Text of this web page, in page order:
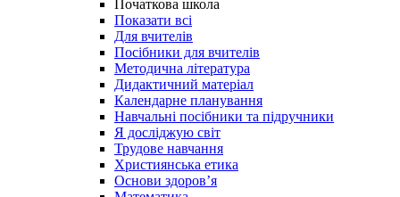
Початкова школа
Показати всі
Для вчителів
Посібники для вчителів
Методична література
Дидактичний матеріал
Календарне планування
Навчальні посібники та підручники
Я досліджую світ
Трудове навчання
Християнська етика
Основи здоров’я